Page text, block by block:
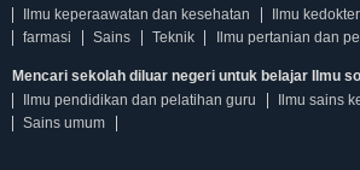
Ilmu keperaawatan dan kesehatan
Ilmu
farmasi
Sains Teknik Ilmu pertanian dan
Mencari sekolah diluar negeri untuk belajar Ilmu
Ilmu pendidikan dan pelatihan guru
Ilmu sains
Sains umum